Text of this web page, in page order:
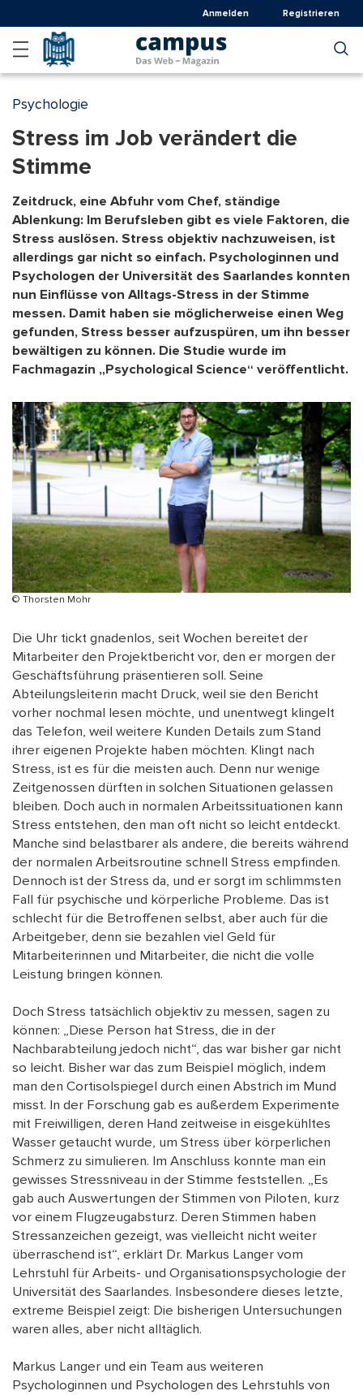
zum
Inhalt
Anmelden Registrieren
Psychologie
Stress im Job verändert die
Stimme
Zeitdruck, eine Abfuhr vom Chef, ständige
Ablenkung: Im Berufsleben gibt es viele Faktoren, die
Stress auslösen. Stress objektiv nachzuweisen, ist
allerdings gar nicht so einfach. Psychologinnen und
Psychologen der Universität des Saarlandes konnten
nun Einflüsse von Alltags-Stress in der Stimme
messen. Damit haben sie möglicherweise einen Weg
gefunden, Stress besser aufzuspüren, um ihn besser
bewältigen zu können. Die Studie wurde im
Fachmagazin „Psychological Science“ veröffentlicht.
© Thorsten Mohr
Die Uhr tickt gnadenlos, seit Wochen bereitet der
Mitarbeiter den Projektbericht vor, den er morgen der
Geschäftsführung präsentieren soll. Seine
Abteilungsleiterin macht Druck, weil sie den Bericht
vorher nochmal lesen möchte, und unentwegt klingelt
das Telefon, weil weitere Kunden Details zum Stand
ihrer eigenen Projekte haben möchten. Klingt nach
Stress, ist es für die meisten auch. Denn nur wenige
Zeitgenossen dürften in solchen Situationen gelassen
bleiben. Doch auch in normalen Arbeitssituationen kann
Stress entstehen, den man oft nicht so leicht entdeckt.
Manche sind belastbarer als andere, die bereits während
der normalen Arbeitsroutine schnell Stress empfinden.
Dennoch ist der Stress da, und er sorgt im schlimmsten
Fall für psychische und körperliche Probleme. Das ist
schlecht für die Betroffenen selbst, aber auch für die
Arbeitgeber, denn sie bezahlen viel Geld für
Mitarbeiterinnen und Mitarbeiter, die nicht die volle
Leistung bringen können.
Doch Stress tatsächlich objektiv zu messen, sagen zu
können: „Diese Person hat Stress, die in der
Nachbarabteilung jedoch nicht“, das war bisher gar nicht
so leicht. Bisher war das zum Beispiel möglich, indem
man den Cortisolspiegel durch einen Abstrich im Mund
misst. In der Forschung gab es außerdem Experimente
mit Freiwilligen, deren Hand zeitweise in eisgekühltes
Wasser getaucht wurde, um Stress über körperlichen
Schmerz zu simulieren. Im Anschluss konnte man ein
gewisses Stressniveau in der Stimme feststellen. „Es
gab auch Auswertungen der Stimmen von Piloten, kurz
vor einem Flugzeugabsturz. Deren Stimmen haben
Stressanzeichen gezeigt, was vielleicht nicht weiter
überraschend ist“, erklärt Dr. Markus Langer vom
Lehrstuhl für Arbeits- und Organisationspsychologie der
Universität des Saarlandes. Insbesondere dieses letzte,
extreme Beispiel zeigt: Die bisherigen Untersuchungen
waren alles, aber nicht alltäglich.
Markus Langer und ein Team aus weiteren
Psychologinnen und Psychologen des Lehrstuhls von